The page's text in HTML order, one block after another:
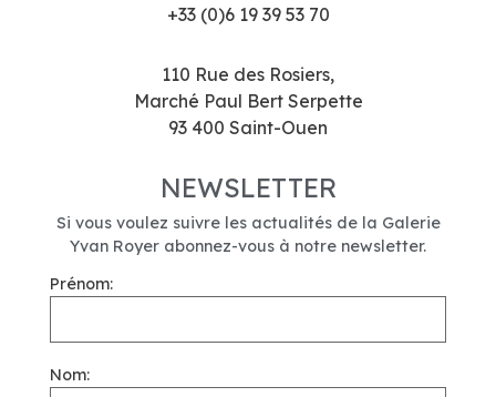
+33 (0)6 19 39 53 70
110 Rue des Rosiers,
Marché Paul Bert Serpette
93 400 Saint-Ouen
NEWSLETTER
Si vous voulez suivre les actualités de la Galerie
Yvan Royer abonnez-vous à notre newsletter.
Prénom:
Nom: